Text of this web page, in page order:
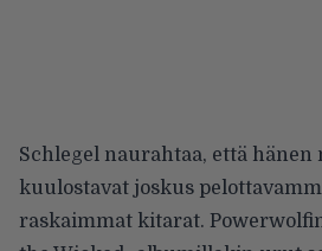
Schlegel naurahtaa, että
kuulostavat joskus
raskaimmat kitarat.